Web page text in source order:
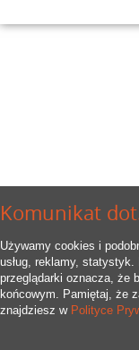
Komunikat
Używamy cookies i
usług, reklamy,
przeglądarki oznacza, że
końcowym. Pamiętaj, że
znajdziesz w Polityce